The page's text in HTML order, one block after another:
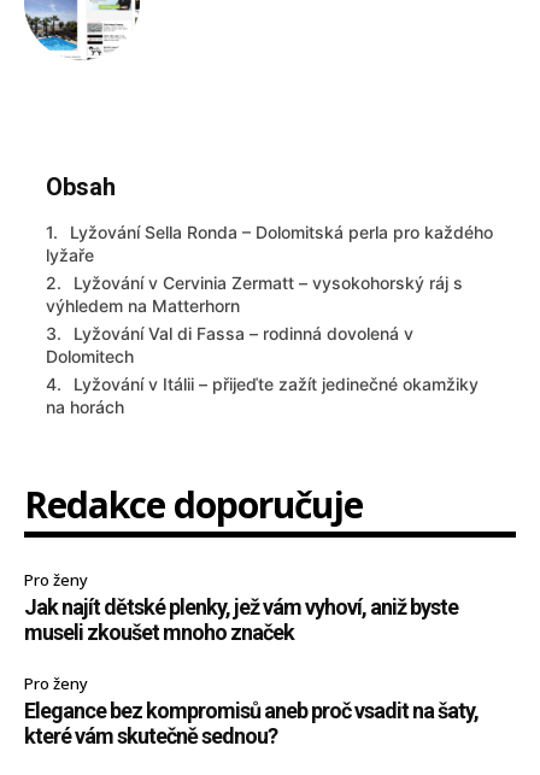
Obsah
Lyžování Sella Ronda – Dolomitská perla pro každého
lyžaře
Lyžování v Cervinia Zermatt – vysokohorský ráj s
výhledem na Matterhorn
Lyžování Val di Fassa – rodinná dovolená v
Dolomitech
Lyžování v Itálii – přijeďte zažít jedinečné okamžiky
na horách
Redakce doporučuje
Pro ženy
Jak najít dětské plenky, jež vám vyhoví, aniž byste
museli zkoušet mnoho značek
Pro ženy
Elegance bez kompromisů aneb proč vsadit na šaty,
které vám skutečně sednou?